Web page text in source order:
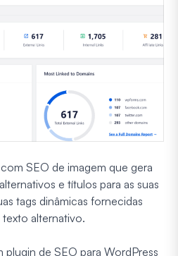
SEO de imagem que gera
e títulos para as suas
tags dinâmicas fornecidas
alternativo.
plugin de SEO para WordPress